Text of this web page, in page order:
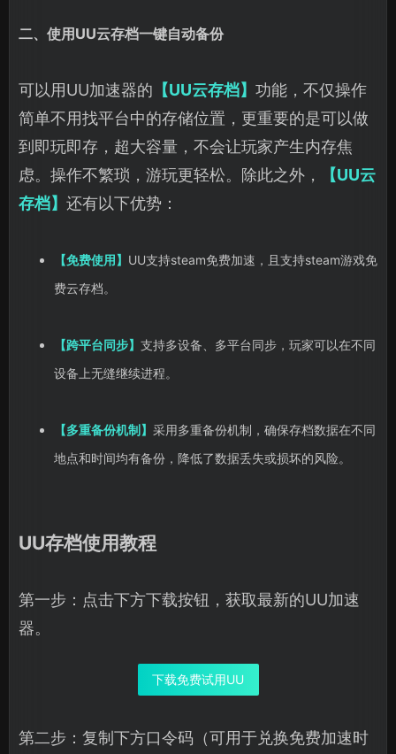
二、使用UU云存档一键自动备份
可以用UU加速器的 【UU云存档】 功能，不仅操作
简单不用找平台中的存储位置，更重要的是可以做
到即玩即存，超大容量，不会让玩家产生内存焦
虑。操作不繁琐，游玩更轻松。除此之外，
【UU云
存档】 还有以下优势：
【免费使用】 UU支持steam免费加速，且支持steam游戏免
费云存档。
【跨平台同步】 支持多设备、多平台同步，玩家可以在不同
设备上无缝继续进程。
【多重备份机制】 采用多重备份机制，确保存档数据在不同
地点和时间均有备份，降低了数据丢失或损坏的风险。‌
UU存档使用教程
第一步：点击下方下载按钮，获取最新的UU加速
器。
下载免费试用UU
第二步：复制下方口令码（可用于兑换免费加速时